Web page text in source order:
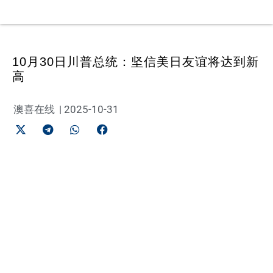
10月30日川普总统：坚信美日友谊将达到新
高
澳喜在线 | 2025-10-31